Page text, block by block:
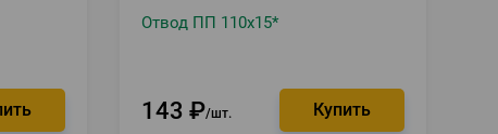
Отвод ПП 110х15*
143 ₽ шт.